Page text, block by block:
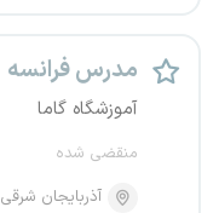
مدرس فرانسه
آموزشگاه گاما
منقضی شده
آذربایجان شرقی